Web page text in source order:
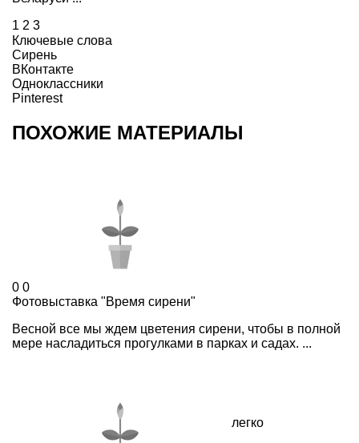
1 2 3
Ключевые слова
Сирень
ВКонтакте
Одноклассники
Pinterest
ПОХОЖИЕ МАТЕРИАЛЫ
0 0
Фотовыставка "Время сирени"
Весной все мы ждем цветения сирени, чтобы в полной
мере насладиться прогулками в парках и садах. ...
легко